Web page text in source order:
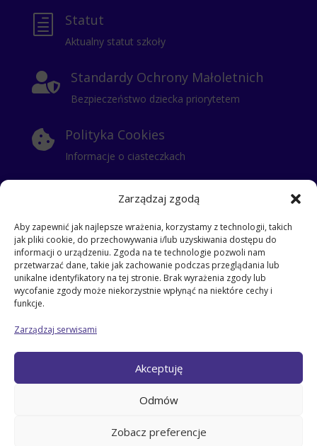
Zarządzaj zgodą
Aby zapewnić jak najlepsze wrażenia, korzystamy z technologii, takich
jak pliki cookie, do przechowywania i/lub uzyskiwania dostępu do
informacji o urządzeniu. Zgoda na te technologie pozwoli nam
przetwarzać dane, takie jak zachowanie podczas przeglądania lub
unikalne identyfikatory na tej stronie. Brak wyrażenia zgody lub
wycofanie zgody może niekorzystnie wpłynąć na niektóre cechy i
funkcje.
Zarządzaj serwisami
Akceptuję
Odmów
Zobacz preferencje
h Statut
Aktualny statut szkoły
 Standardy Ochrony Małoletnich
Bezpieczeństwo dziecka priorytetem
 Polityka Cookies
Informacje o ciasteczkach
Polityka Prywatności
i RODO
klauzula dla stażysty
klauzula dla kontrahentów
klauzula dla pracowników
klauzula dla zatrudnionych na umowe zlecenie
klauzula – przyjęcie dziecka do szkoły
klauzula dla odbierających dzieci ze szkoły
klauzula dla rodziców